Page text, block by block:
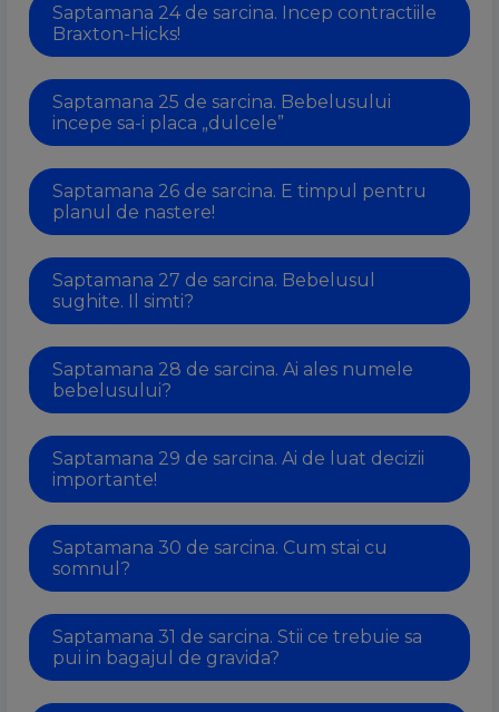
Saptamana 24 de sarcina. Incep contractiile
Braxton-Hicks!
Saptamana 25 de sarcina. Bebelusului
incepe sa-i placa „dulcele”
Saptamana 26 de sarcina. E timpul pentru
planul de nastere!
Saptamana 27 de sarcina. Bebelusul
sughite. Il simti?
Saptamana 28 de sarcina. Ai ales numele
bebelusului?
Saptamana 29 de sarcina. Ai de luat decizii
importante!
Saptamana 30 de sarcina. Cum stai cu
somnul?
Saptamana 31 de sarcina. Stii ce trebuie sa
pui in bagajul de gravida?